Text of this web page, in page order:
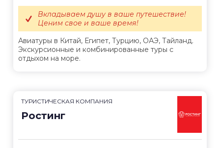
Авиатуры в Китай, Египет, Турцию, ОАЭ, Тайланд.
Экскурсионные и комбинированные туры с
отдыхом на море.
Вкладываем душу в ваше путешествие!
Ценим свое и ваше время!
ТУРИСТИЧЕСКАЯ КОМПАНИЯ
Ростинг